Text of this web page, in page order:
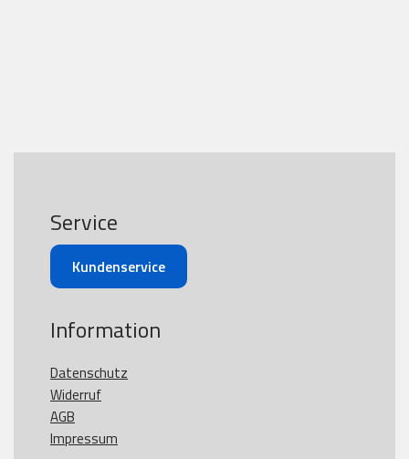
Service
Kundenservice
Information
Datenschutz
Widerruf
AGB
Impressum